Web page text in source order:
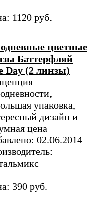
1120 руб.
цветные
Баттерфляй
Day (2 линзы)
упаковка,
дизайн и
цена
02.06.2014
390 руб.